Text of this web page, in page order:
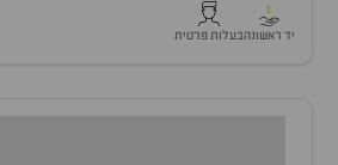
1
יד ראשונהבעלות פרטית